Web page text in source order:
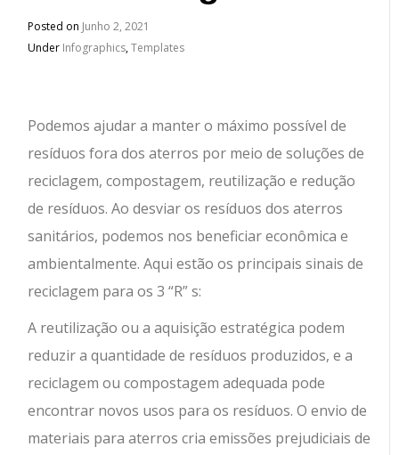
Posted on Junho 2, 2021
Under Infographics,Templates
Podemos ajudar a manter o máximo possível de
resíduos fora dos aterros por meio de soluções de
reciclagem, compostagem, reutilização e redução
de resíduos. Ao desviar os resíduos dos aterros
sanitários, podemos nos beneficiar econômica e
ambientalmente. Aqui estão os principais sinais de
reciclagem para os 3 “R” s:
A reutilização ou a aquisição estratégica podem
reduzir a quantidade de resíduos produzidos, e a
reciclagem ou compostagem adequada pode
encontrar novos usos para os resíduos. O envio de
materiais para aterros cria emissões prejudiciais de